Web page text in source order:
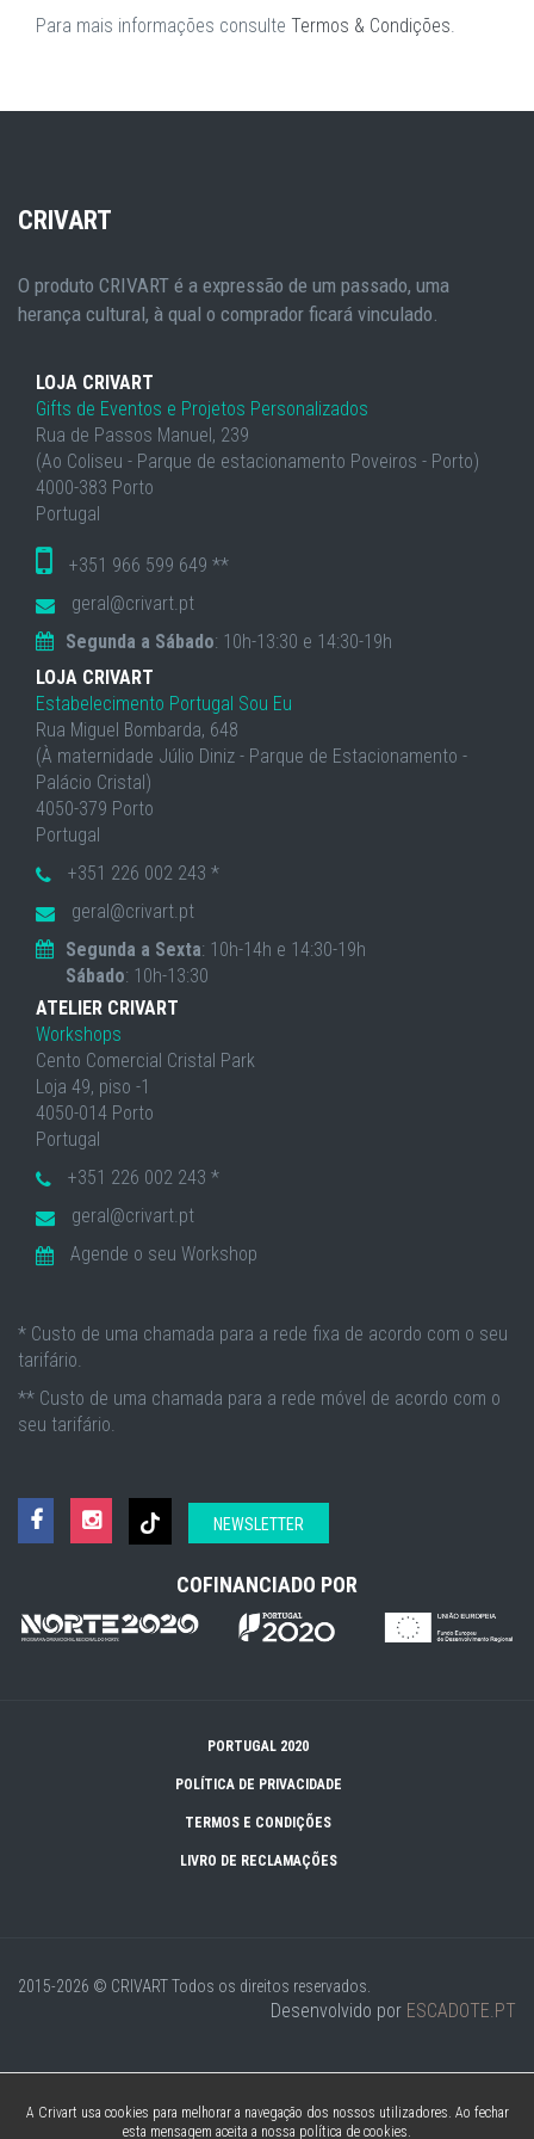
Para mais informações consulte Termos & Condições.
CRIVART
O produto CRIVART é a expressão de um passado, uma
herança cultural, à qual o comprador ficará vinculado.
LOJA CRIVART
Gifts de Eventos e Projetos Personalizados
Rua de Passos Manuel, 239
(Ao Coliseu - Parque de estacionamento Poveiros - Porto)
4000-383 Porto
Portugal
+351 966 599 649 **
geral@crivart.pt
Segunda a Sábado: 10h-13:30 e 14:30-19h
LOJA CRIVART
Estabelecimento Portugal Sou Eu
Rua Miguel Bombarda, 648
(À maternidade Júlio Diniz - Parque de Estacionamento -
Palácio Cristal)
4050-379 Porto
Portugal
+351 226 002 243 *
geral@crivart.pt
Segunda a Sexta: 10h-14h e 14:30-19h
Sábado: 10h-13:30
ATELIER CRIVART
Workshops
Cento Comercial Cristal Park
Loja 49, piso -1
4050-014 Porto
Portugal
+351 226 002 243 *
geral@crivart.pt
Agende o seu Workshop
* Custo de uma chamada para a rede fixa de acordo com o seu
tarifário.
** Custo de uma chamada para a rede móvel de acordo com o
seu tarifário.
NEWSLETTER
COFINANCIADO POR
PORTUGAL 2020
POLÍTICA DE PRIVACIDADE
TERMOS E CONDIÇÕES
LIVRO DE RECLAMAÇÕES
2015-2026 © CRIVARTTodos os direitos reservados.
Desenvolvido por ESCADOTE.PT
A Crivart usa cookies para melhorar a navegação dos nossos utilizadores. Ao fechar
esta mensagem aceita a nossa política de cookies.